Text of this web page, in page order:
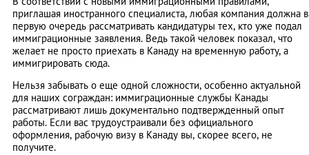
приглашая иностранного специалиста, любая компания должна в
первую очередь рассматривать кандидатуры тех, кто уже подал
иммиграционные заявления. Ведь такой человек показал, что
желает не просто приехать в Канаду на временную работу, а
иммигрировать сюда.
Нельзя забывать о еще одной сложности, особенно актуальной
для наших сограждан: иммиграционные службы Канады
рассматривают лишь документально подтвержденный опыт
работы. Если вас трудоустраивали без официального
оформления, рабочую визу в Канаду вы, скорее всего, не
получите.